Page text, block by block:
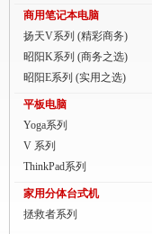
商用分体台式机
家用一体台式机
ThinkPad
ThinkStation工作站
联想服务器
商用笔记本电脑
扬天V系列 (精彩商务)
昭阳K系列 (商务之选)
昭阳E系列 (实用之选)
平板电脑
Yoga系列
V 系列
ThinkPad系列
家用分体台式机
拯救者系列